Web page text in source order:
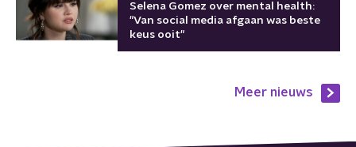
Selena Gomez over mental health:
"Van social media afgaan was beste
keus ooit"
Meer nieuws